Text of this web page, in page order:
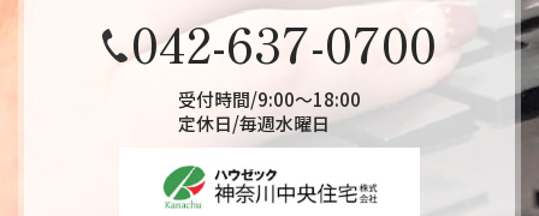
042-637-0700
受付時間/9:00～18:00
定休日/毎週水曜日